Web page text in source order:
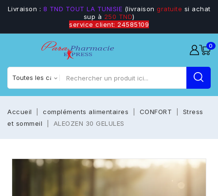
Livraison : 8 TND TOUT LA TUNISIE (livraison gratuite si achat
sup à 250 TND)
service client: 24585109
0
Accueil compléments alimentaires CONFORT
Stress
et sommeil
ALEOZEN 30 GELULES